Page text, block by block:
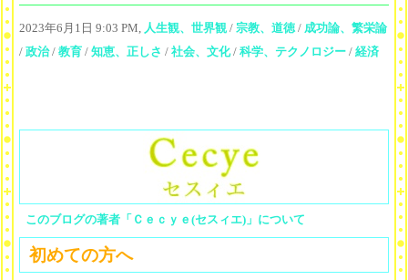
2023年6月1日 9:03 PM, 人生観、世界観 / 宗教、道徳/ 成功論、繁栄論
/ 政治/ 教育 / 知恵、正しさ / 社会、文化/ 科学、テクノロジー / 経済
このブログの著者「Ｃｅｃｙｅ(セスィエ)」について
初めての方へ